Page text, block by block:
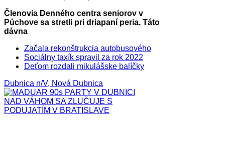
Členovia Denného centra seniorov v
Púchove sa stretli pri driapaní peria. Táto
dávna
Začala rekonštrukcia autobusového
Sociálny taxík spravil za rok 2022
Deťom rozdali mikulášske balíčky
Dubnica n/V, Nová Dubnica